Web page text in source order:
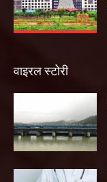
वाइरल स्टोरी